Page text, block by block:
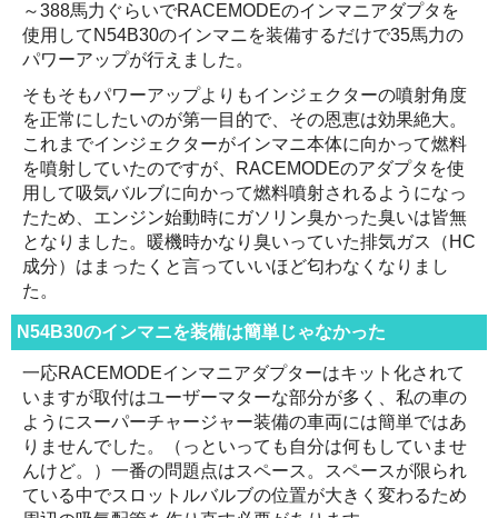
～388馬力ぐらいでRACEMODEのインマニアダプタを
使用してN54B30のインマニを装備するだけで35馬力の
パワーアップが行えました。
そもそもパワーアップよりもインジェクターの噴射角度
を正常にしたいのが第一目的で、その恩恵は効果絶大。
これまでインジェクターがインマニ本体に向かって燃料
を噴射していたのですが、RACEMODEのアダプタを使
用して吸気バルブに向かって燃料噴射されるようになっ
たため、エンジン始動時にガソリン臭かった臭いは皆無
となりました。暖機時かなり臭いっていた排気ガス（HC
成分）はまったくと言っていいほど匂わなくなりまし
た。
N54B30のインマニを装備は簡単じゃなかった
一応RACEMODEインマニアダプターはキット化されて
いますが取付はユーザーマターな部分が多く、私の車の
ようにスーパーチャージャー装備の車両には簡単ではあ
りませんでした。（っといっても自分は何もしていませ
んけど。）一番の問題点はスペース。スペースが限られ
ている中でスロットルバルブの位置が大きく変わるため